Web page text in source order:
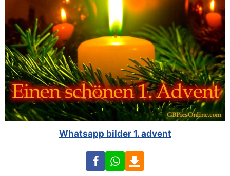
Whatsapp bilder 1. advent
FacebookWhatsApp